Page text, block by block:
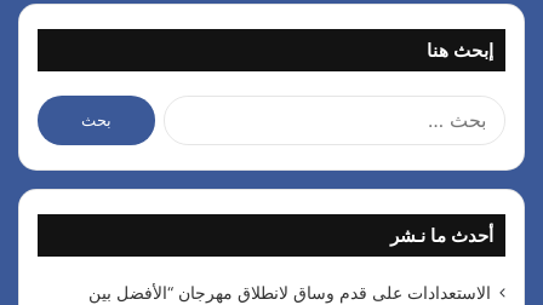
إبحث هنا
ح
ث
ن
:
أحدث ما نـشر
الاستعدادات على قدم وساق لانطلاق مهرجان “الأفضل بين